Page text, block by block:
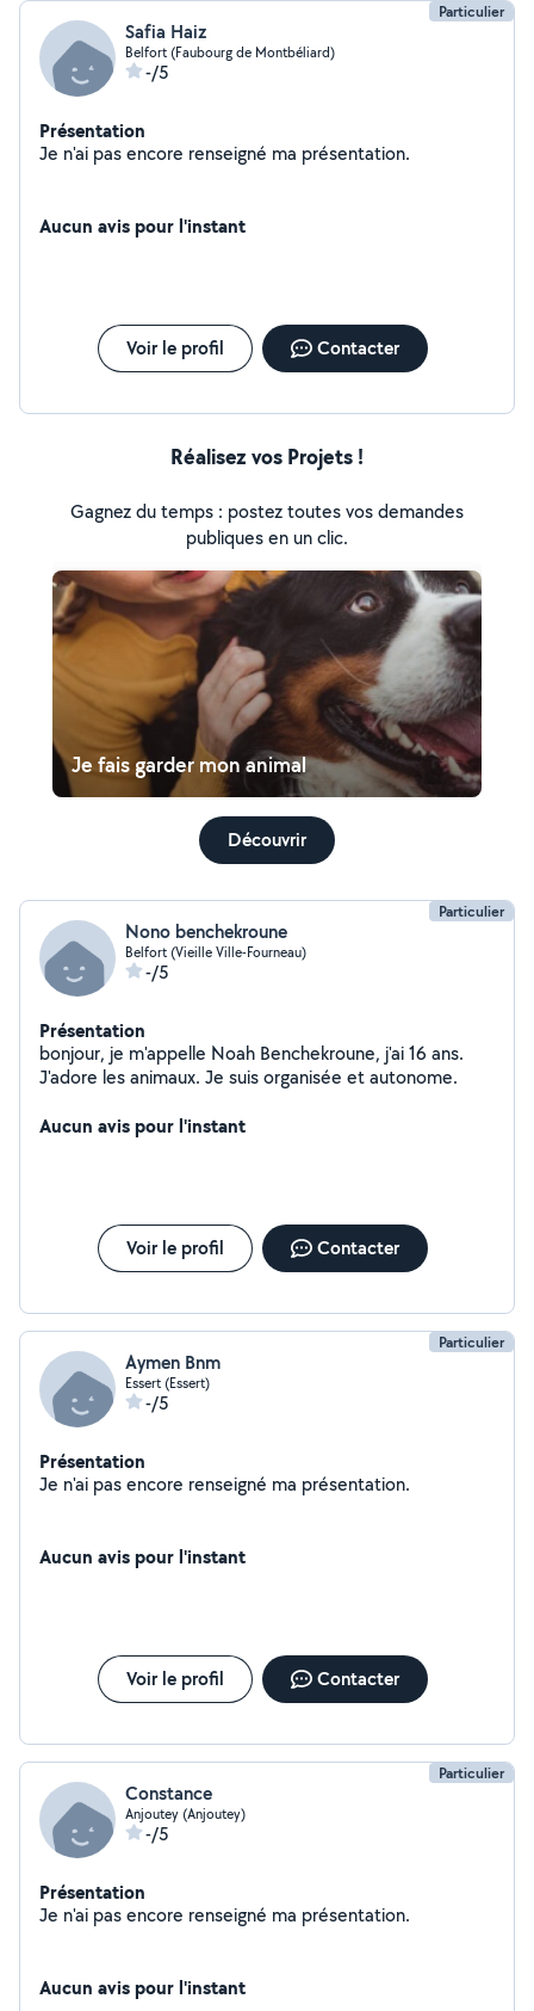
Particulier
Safia Haiz
Belfort (Faubourg de Montbéliard)
-/5
Présentation
Je n'ai pas encore renseigné ma présentation.
Aucun avis pour l'instant
Voir le profil Contacter
Réalisez vos Projets !
Gagnez du temps : postez toutes vos demandes
publiques en un clic.
Je fais garder mon animal
Découvrir
Particulier
Nono benchekroune
Belfort (Vieille Ville-Fourneau)
-/5
Présentation
bonjour, je m'appelle Noah Benchekroune, j'ai 16 ans.
J'adore les animaux. Je suis organisée et autonome.
Aucun avis pour l'instant
Voir le profil Contacter
Particulier
Aymen Bnm
Essert (Essert)
-/5
Présentation
Je n'ai pas encore renseigné ma présentation.
Aucun avis pour l'instant
Voir le profil Contacter
Particulier
Constance
Anjoutey (Anjoutey)
-/5
Présentation
Je n'ai pas encore renseigné ma présentation.
Aucun avis pour l'instant